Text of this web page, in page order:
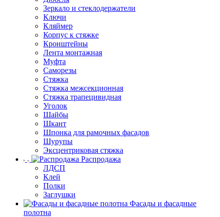
Зеркало и стеклодержатели
Ключи
Кляймер
Корпус к стяжке
Кронштейны
Лента монтажная
Муфта
Саморезы
Стяжка
Стяжка межсекционная
Стяжка трапецивидная
Уголок
Шайбы
Шкант
Шпонка для рамочных фасадов
Шурупы
Эксцентриковая стяжка
Распродажа
ЛДСП
Клей
Полки
Заглушки
Фасады и фасадные
полотна